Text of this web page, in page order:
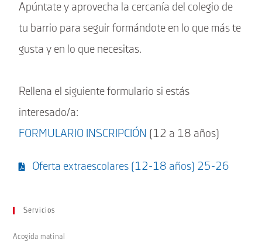
Apúntate y aprovecha la cercanía del colegio de
tu barrio para seguir formándote en lo que más te
gusta y en lo que necesitas.
Rellena el siguiente formulario si estás
interesado/a:
FORMULARIO INSCRIPCIÓN (12 a 18 años)
Oferta extraescolares (12-18 años) 25-26
Servicios
Acogida matinal